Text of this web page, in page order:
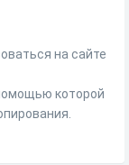
на сайте
которой